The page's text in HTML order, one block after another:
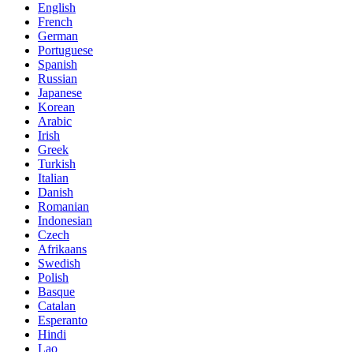
English
French
German
Portuguese
Spanish
Russian
Japanese
Korean
Arabic
Irish
Greek
Turkish
Italian
Danish
Romanian
Indonesian
Czech
Afrikaans
Swedish
Polish
Basque
Catalan
Esperanto
Hindi
Lao